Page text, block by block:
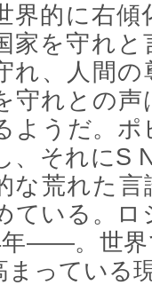
界的に右傾
家を守れ
れ、人間の
守れとの
ようだ。
、それにS
な荒れた
ている。ロ
年――。世界
まっている